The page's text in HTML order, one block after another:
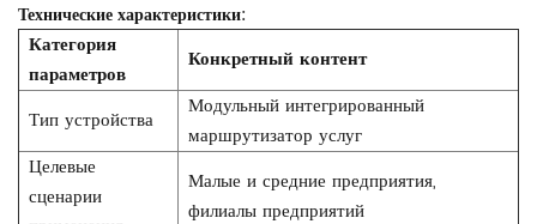
Технические характеристики:
Категория
параметров
Конкретный контент
Тип устройства
Модульный интегрированный
маршрутизатор услуг
Целевые
сценарии
Малые и средние предприятия,
филиалы предприятий